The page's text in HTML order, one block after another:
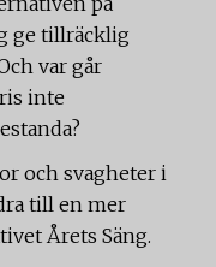
ge tillräcklig
var går
inte
och svagheter i
till en mer
Årets Säng.